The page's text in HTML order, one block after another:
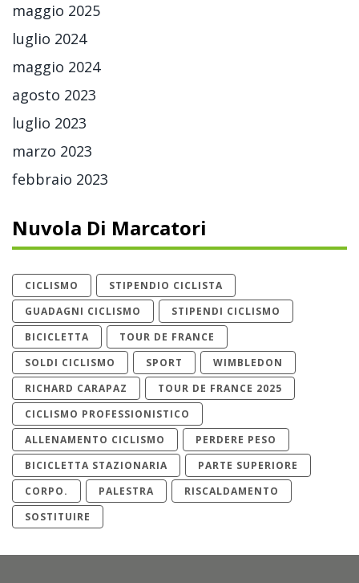
maggio 2025
luglio 2024
maggio 2024
agosto 2023
luglio 2023
marzo 2023
febbraio 2023
Nuvola Di Marcatori
CICLISMO
STIPENDIO CICLISTA
GUADAGNI CICLISMO
STIPENDI CICLISMO
BICICLETTA
TOUR DE FRANCE
SOLDI CICLISMO
SPORT
WIMBLEDON
RICHARD CARAPAZ
TOUR DE FRANCE 2025
CICLISMO PROFESSIONISTICO
ALLENAMENTO CICLISMO
PERDERE PESO
BICICLETTA STAZIONARIA
PARTE SUPERIORE
CORPO.
PALESTRA
RISCALDAMENTO
SOSTITUIRE